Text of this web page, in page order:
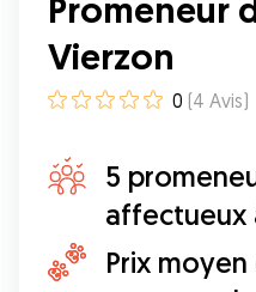
Promeneur
Vierzon
0 (4 Avis)
5
affectueux
Prix moyen